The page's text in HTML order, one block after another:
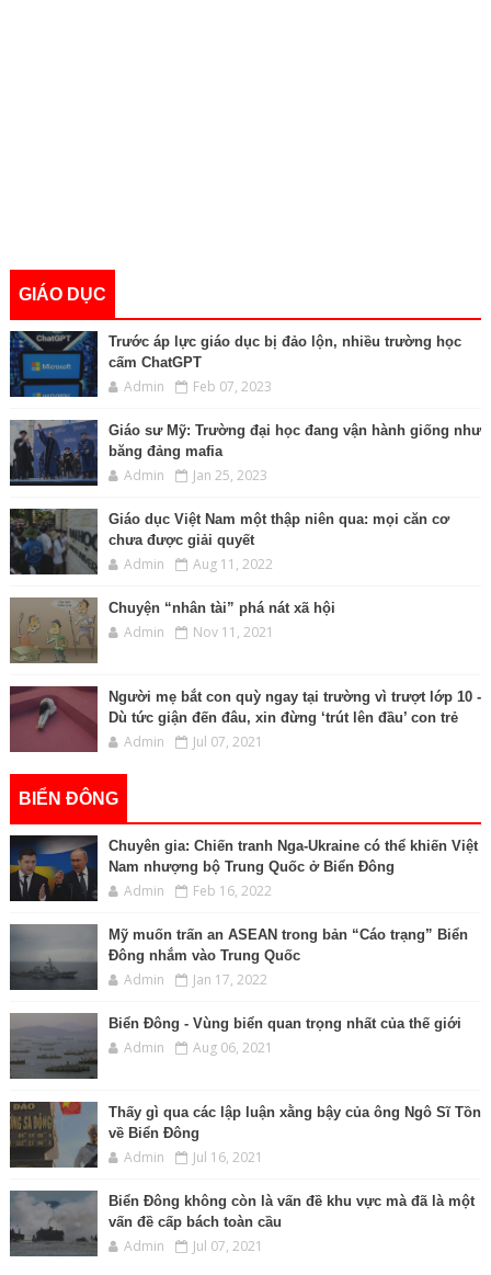
GIÁO DỤC
Trước áp lực giáo dục bị đảo lộn, nhiều trường học
cấm ChatGPT
Admin Feb 07, 2023
Giáo sư Mỹ: Trường đại học đang vận hành giống như
băng đảng mafia
Admin Jan 25, 2023
Giáo dục Việt Nam một thập niên qua: mọi căn cơ
chưa được giải quyết
Admin Aug 11, 2022
Chuyện “nhân tài” phá nát xã hội
Admin Nov 11, 2021
Người mẹ bắt con quỳ ngay tại trường vì trượt lớp 10 -
Dù tức giận đến đâu, xin đừng ‘trút lên đầu’ con trẻ
Admin Jul 07, 2021
BIỂN ĐÔNG
Chuyên gia: Chiến tranh Nga-Ukraine có thể khiến Việt
Nam nhượng bộ Trung Quốc ở Biển Đông
Admin Feb 16, 2022
Mỹ muốn trấn an ASEAN trong bản “Cáo trạng” Biển
Đông nhắm vào Trung Quốc
Admin Jan 17, 2022
Biển Đông - Vùng biển quan trọng nhất của thế giới
Admin Aug 06, 2021
Thấy gì qua các lập luận xằng bậy của ông Ngô Sĩ Tồn
về Biển Đông
Admin Jul 16, 2021
Biển Đông không còn là vấn đề khu vực mà đã là một
vấn đề cấp bách toàn cầu
Admin Jul 07, 2021